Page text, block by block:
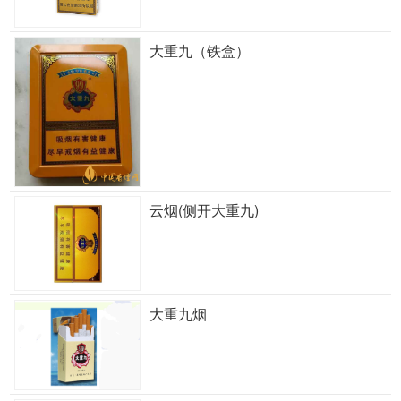
大重九（铁盒）
云烟(侧开大重九)
大重九烟